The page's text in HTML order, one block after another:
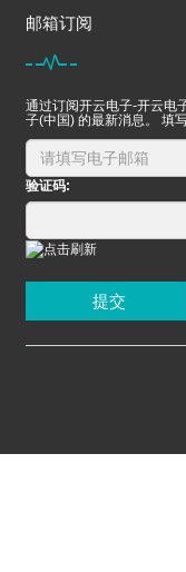
邮箱订阅
通过订阅开云电子-开云电
子(中国) 的最新消息。 填
验证码:
提交